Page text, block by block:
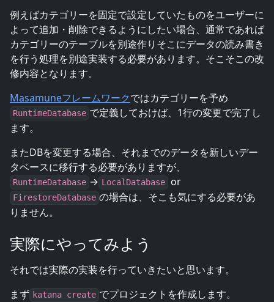
例えばカテゴリーを固定で設定していたものをユーザーに
よって追加・削除できるようにしたい場合、通常であれば
カテゴリーのテーブルを別途作りそこにデータの読み書き
を行う処理を別途実装する必要があります。そこそこの改
修内容となります。
Masamuneフレームワークではカテゴリーを予め
RuntimeDatabase で定義しておけば、1行の変更で完了し
ます。
またDBを変更する場合、それまでのデータを新しいデー
タベースに移行する必要がありますが、
RuntimeDatabase → LocalDatabase or
FirestoreDatabase の場合は、そこも気にする必要があ
りません。
実際にやってみよう
それでは実際の実装を行っていきたいと思います。
まず katana create でプロジェクトを作成します。